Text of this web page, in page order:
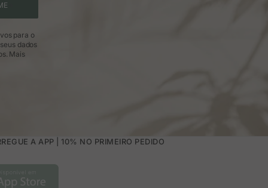
para o
dados
Mais
A APP | 10% NO PRIMEIRO PEDIDO